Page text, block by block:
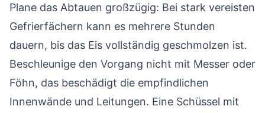
Plane das Abtauen großzügig: Bei stark vereisten
Gefrierfächern kann es mehrere Stunden
dauern, bis das Eis vollständig geschmolzen ist.
Beschleunige den Vorgang nicht mit Messer oder
Föhn, das beschädigt die empfindlichen
Innenwände und Leitungen. Eine Schüssel mit